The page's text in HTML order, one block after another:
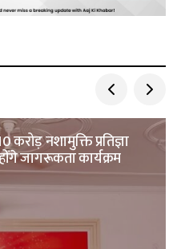
नशामुक्ति प्रतिज्ञा
जागरूकता कार्यक्रम